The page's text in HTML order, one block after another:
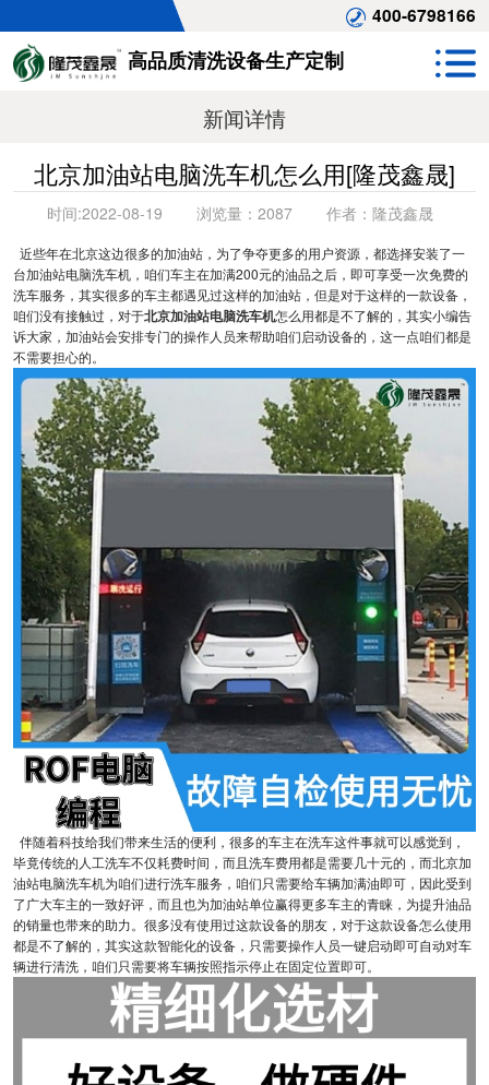
400-6798166
高品质清洗设备生产定制
新闻详情
北京加油站电脑洗车机怎么用[隆茂鑫晟]
时间:2022-08-19 浏览量： 2087 作者： 隆茂鑫晟
近些年在北京这边很多的加油站，为了争夺更多的用户资源，都选择安装了一
台加油站电脑洗车机，咱们车主在加满200元的油品之后，即可享受一次免费的
洗车服务，其实很多的车主都遇见过这样的加油站，但是对于这样的一款设备，
咱们没有接触过，对于北京加油站电脑洗车机怎么用都是不了解的，其实小编告
诉大家，加油站会安排专门的操作人员来帮助咱们启动设备的，这一点咱们都是
不需要担心的。
伴随着科技给我们带来生活的便利，很多的车主在洗车这件事就可以感觉到，
毕竟传统的人工洗车不仅耗费时间，而且洗车费用都是需要几十元的，而北京加
油站电脑洗车机为咱们进行洗车服务，咱们只需要给车辆加满油即可，因此受到
了广大车主的一致好评，而且也为加油站单位赢得更多车主的青睐，为提升油品
的销量也带来的助力。很多没有使用过这款设备的朋友，对于这款设备怎么使用
都是不了解的，其实这款智能化的设备，只需要操作人员一键启动即可自动对车
辆进行清洗，咱们只需要将车辆按照指示停止在固定位置即可。